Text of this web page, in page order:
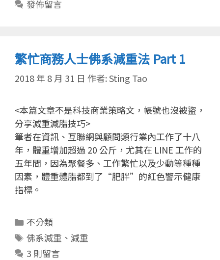
發佈留言
繁忙商務人士佛系減重法 Part 1
2018 年 8 月 31 日 作者:Sting Tao
<本篇文章不是科技商業策略文，帳號也沒被盜，
分享減重減脂技巧>
筆者在資訊、互聯網與顧問類行業內工作了十八
年，體重增加超過 20 公斤，尤其在 LINE 工作的
五年間，因為聚餐多、工作繁忙以及少動等種種
因素，體重體脂都到了“肥胖”的紅色警示健康
指標。
分
類
不分類
標
籤
佛系減重 、 減重
3 則留言